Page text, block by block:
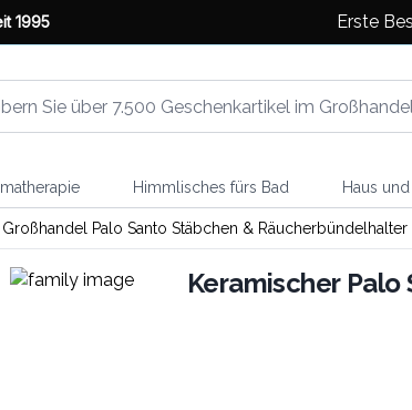
1995 Erste
Himmlisches fürs Bad Haus
Großhandel Palo Santo Stäbchen & Räucherbündelhalter
Keramischer